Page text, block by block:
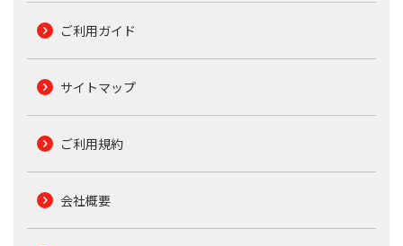
ご利用ガイド
サイトマップ
ご利用規約
会社概要